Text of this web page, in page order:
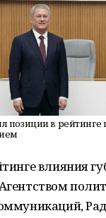
позиции в рейтинге
влияния